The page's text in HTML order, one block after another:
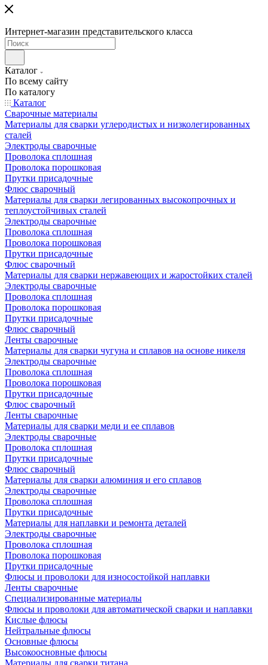
Интернет-магазин представительского класса
Каталог
По всему сайту
По каталогу
Каталог
Сварочные материалы
Материалы для сварки углеродистых и низколегированных
сталей
Электроды сварочные
Проволока сплошная
Проволока порошковая
Прутки присадочные
Флюс сварочный
Материалы для сварки легированных высокопрочных и
теплоустойчивых сталей
Электроды сварочные
Проволока сплошная
Проволока порошковая
Прутки присадочные
Флюс сварочный
Материалы для сварки нержавеющих и жаростойких сталей
Электроды сварочные
Проволока сплошная
Проволока порошковая
Прутки присадочные
Флюс сварочный
Ленты сварочные
Материалы для сварки чугуна и сплавов на основе никеля
Электроды сварочные
Проволока сплошная
Проволока порошковая
Прутки присадочные
Флюс сварочный
Ленты сварочные
Материалы для сварки меди и ее сплавов
Электроды сварочные
Проволока сплошная
Прутки присадочные
Флюс сварочный
Материалы для сварки алюминия и его сплавов
Электроды сварочные
Проволока сплошная
Прутки присадочные
Материалы для наплавки и ремонта деталей
Электроды сварочные
Проволока сплошная
Проволока порошковая
Прутки присадочные
Флюсы и проволоки для износостойкой наплавки
Ленты сварочные
Специализированные материалы
Флюсы и проволоки для автоматической сварки и наплавки
Кислые флюсы
Нейтральные флюсы
Основные флюсы
Высокоосновные флюсы
Материалы для сварки титана